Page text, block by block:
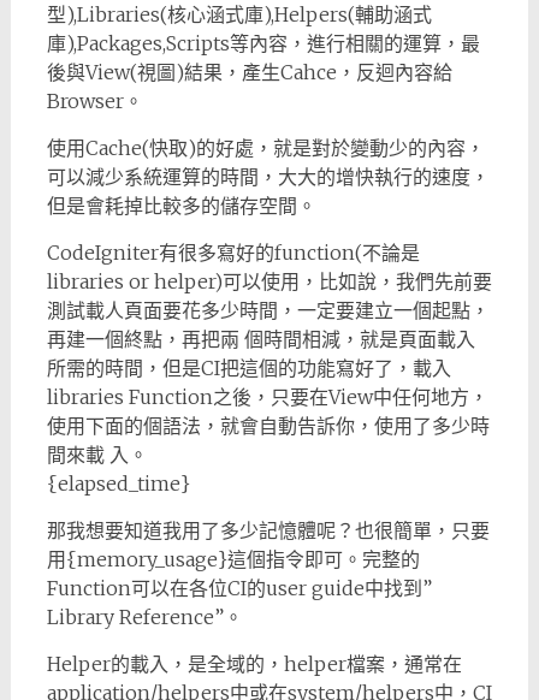
型),Libraries(核心涵式庫),Helpers(輔助涵式
庫),Packages,Scripts等內容，進行相關的運算，最
後與View(視圖)結果，產生Cahce，反迴內容給
Browser。
使用Cache(快取)的好處，就是對於變動少的內容，
可以減少系統運算的時間，大大的增快執行的速度，
但是會耗掉比較多的儲存空間。
CodeIgniter有很多寫好的function(不論是
libraries or helper)可以使用，比如說，我們先前要
測試載人頁面要花多少時間，一定要建立一個起點，
再建一個終點，再把兩 個時間相減，就是頁面載入
所需的時間，但是CI把這個的功能寫好了，載入
libraries Function之後，只要在View中任何地方，
使用下面的個語法，就會自動告訴你，使用了多少時
間來載 入。
{elapsed_time}
那我想要知道我用了多少記憶體呢？也很簡單，只要
用{memory_usage}這個指令即可。完整的
Function可以在各位CI的user guide中找到”
Library Reference”。
Helper的載入，是全域的，helper檔案，通常在
application/helpers中或在system/helpers中，CI